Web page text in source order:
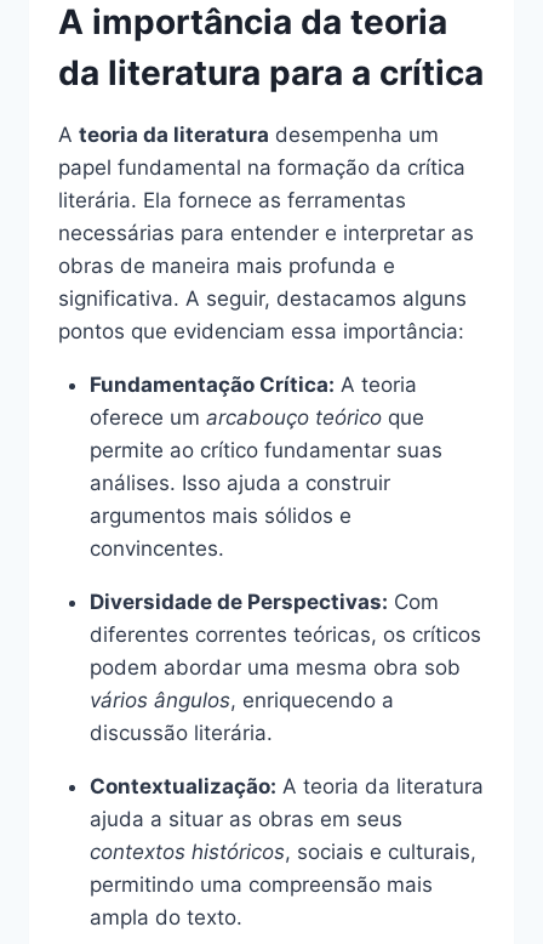
A importância da teoria
da literatura para a crítica
A teoria da literatura desempenha um
papel fundamental na formação da crítica
literária. Ela fornece as ferramentas
necessárias para entender e interpretar as
obras de maneira mais profunda e
significativa. A seguir, destacamos alguns
pontos que evidenciam essa importância:
Fundamentação Crítica: A teoria
oferece um arcabouço teóricoque
permite ao crítico fundamentar suas
análises. Isso ajuda a construir
argumentos mais sólidos e
convincentes.
Diversidade de Perspectivas: Com
diferentes correntes teóricas, os críticos
podem abordar uma mesma obra sob
vários ângulos, enriquecendo a
discussão literária.
Contextualização: A teoria da literatura
ajuda a situar as obras em seus
contextos históricos, sociais e culturais,
permitindo uma compreensão mais
ampla do texto.